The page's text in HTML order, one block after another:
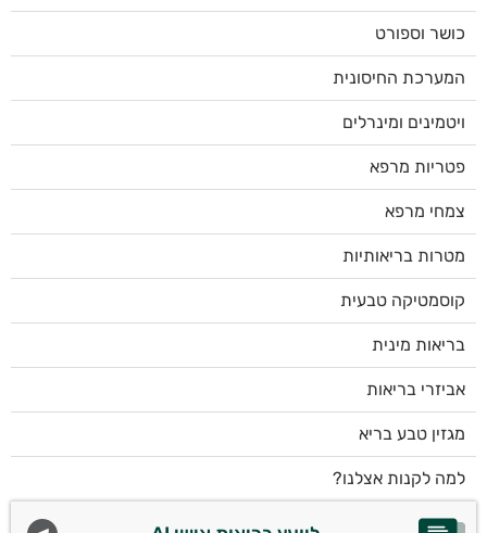
כושר וספורט
המערכת החיסונית
ויטמינים ומינרלים
פטריות מרפא
צמחי מרפא
מטרות בריאותיות
קוסמטיקה טבעית
בריאות מינית
אביזרי בריאות
מגזין טבע בריא
למה לקנות אצלנו?